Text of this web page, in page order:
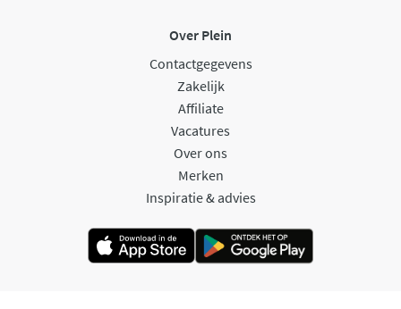
Over Plein
Contactgegevens
Zakelijk
Affiliate
Vacatures
Over ons
Merken
Inspiratie & advies